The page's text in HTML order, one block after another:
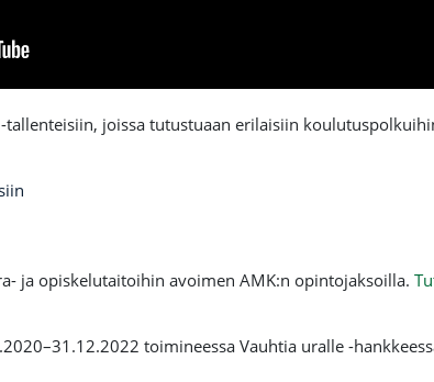
joissa tutustuaan erilaisiin
ja opiskelutaitoihin avoimen AMK:n opintojaksoilla.
toimineessa Vauhtia uralle -